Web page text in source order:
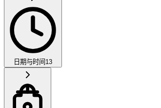
日期与时间 13